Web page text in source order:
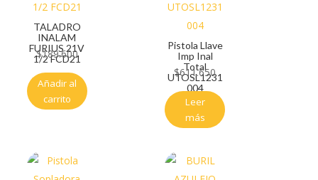
TALADRO
INALAM
FURIUS 21V
1/2 FCD21
$189.600
Añadir al
carrito
Pistola Llave
Imp Inal
Total
UTOSL1231
004
$611.650
Leer
más